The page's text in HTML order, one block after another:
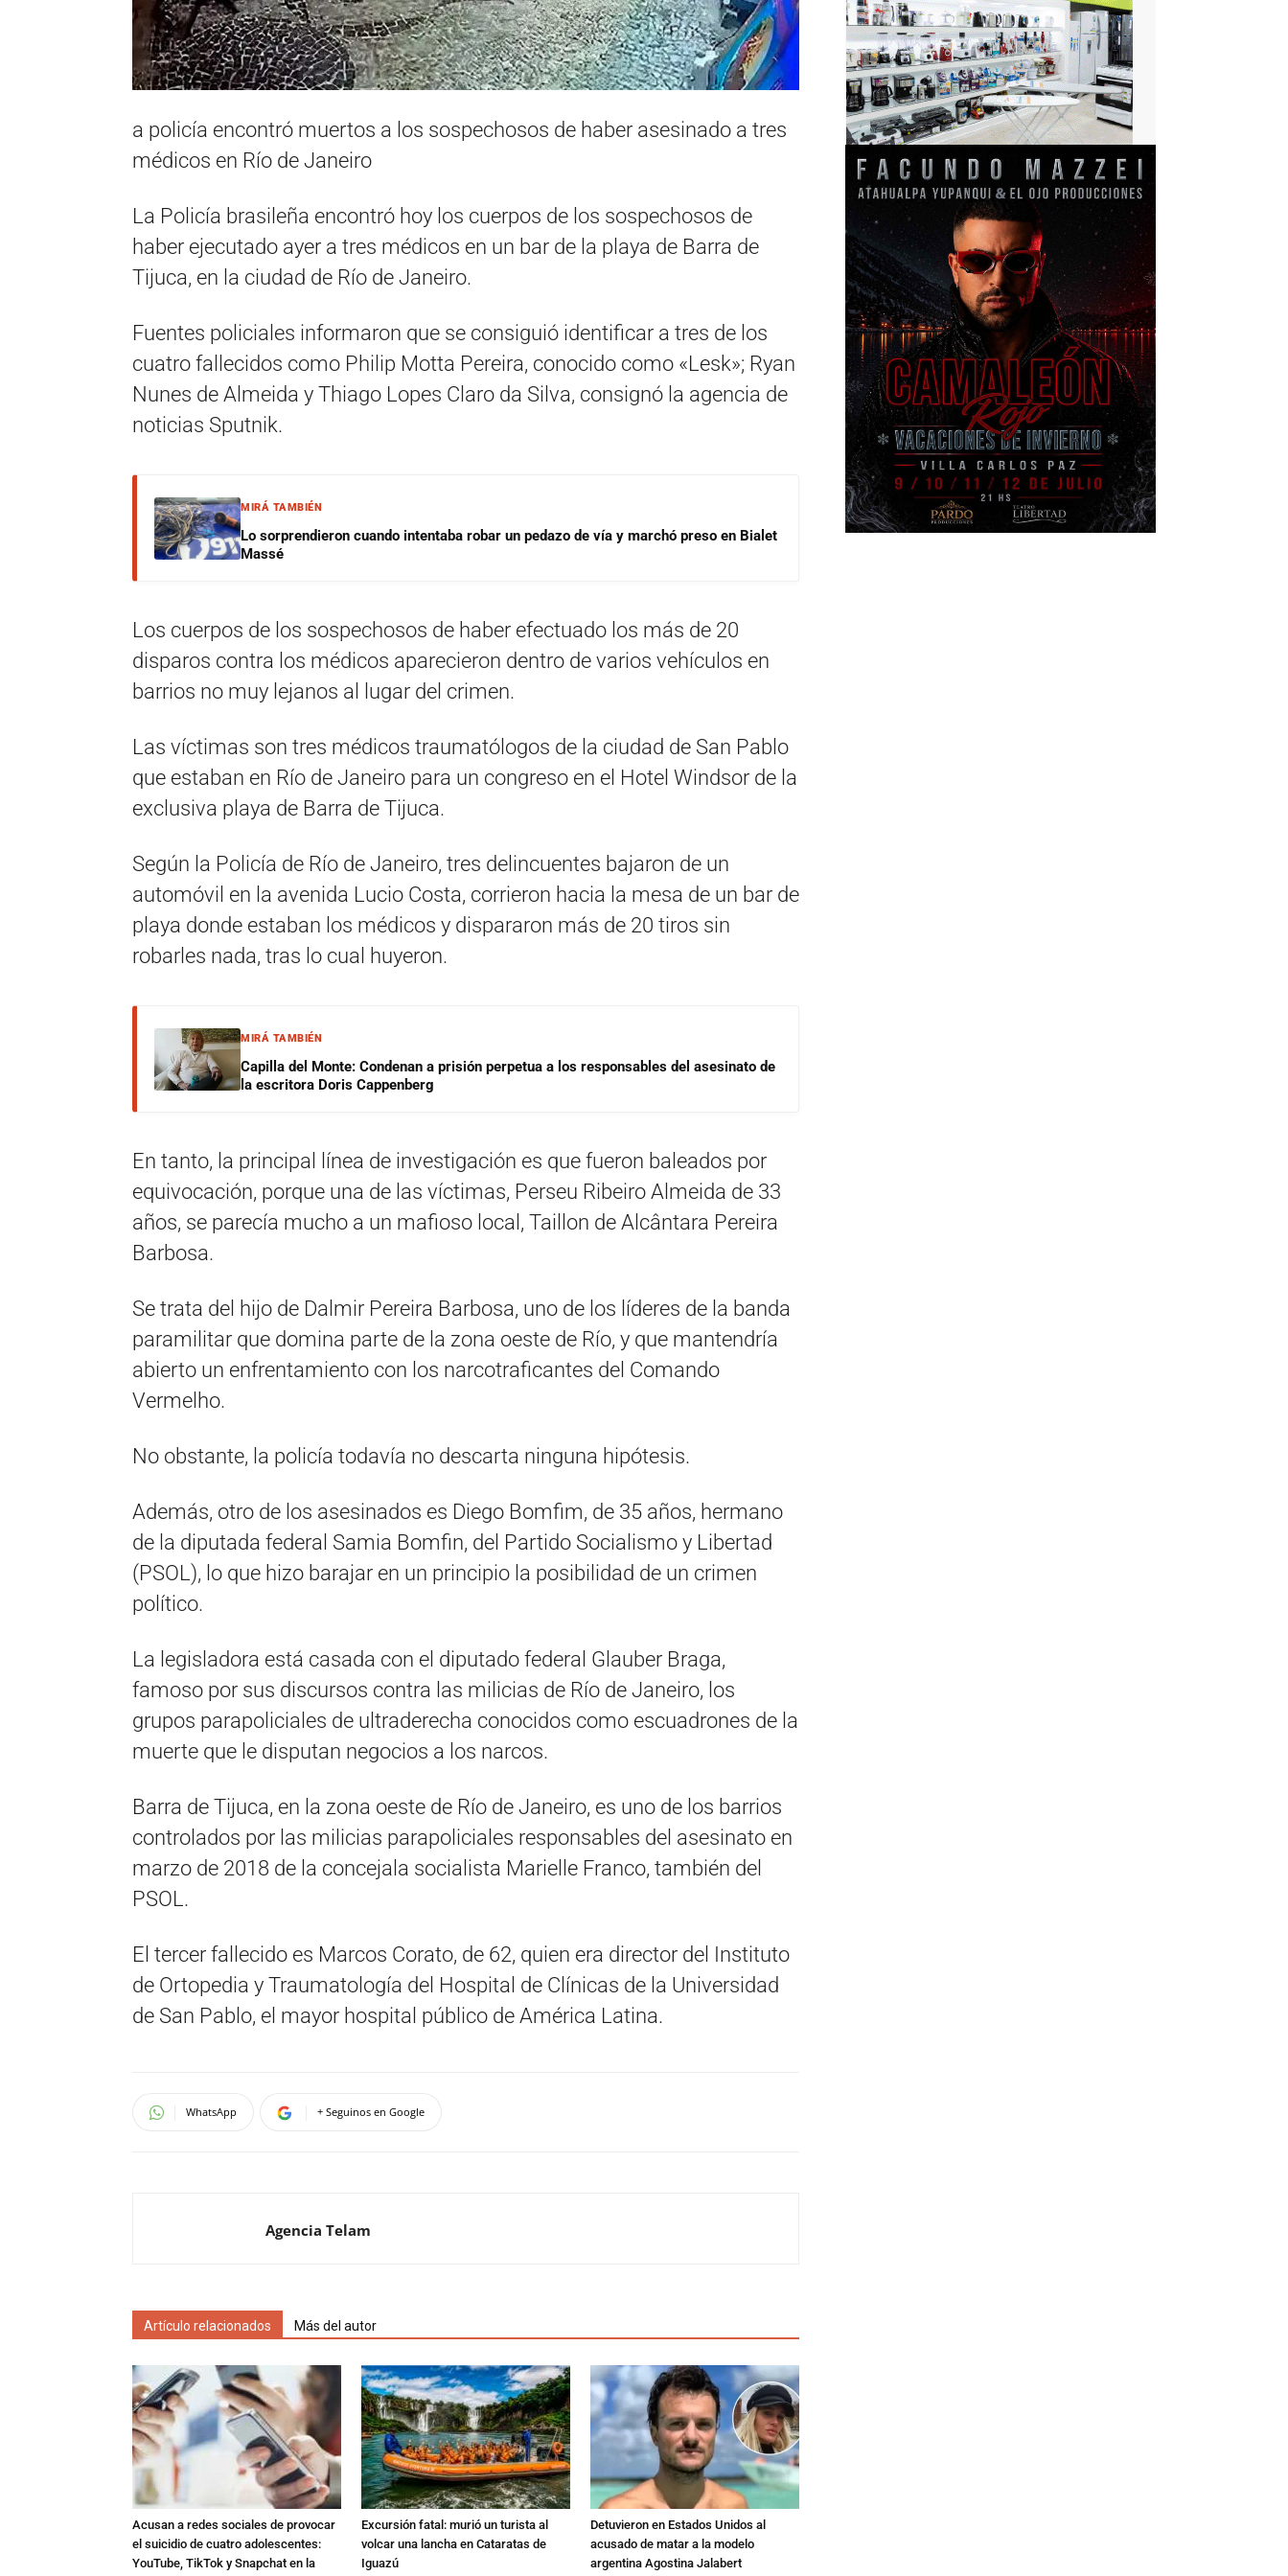
a policía encontró muertos a los sospechosos de haber asesinado a tres
médicos en Río de Janeiro
La Policía brasileña encontró hoy los cuerpos de los sospechosos de
haber ejecutado ayer a tres médicos en un bar de la playa de Barra de
Tijuca, en la ciudad de Río de Janeiro.
Fuentes policiales informaron que se consiguió identificar a tres de los
cuatro fallecidos como Philip Motta Pereira, conocido como «Lesk»; Ryan
Nunes de Almeida y Thiago Lopes Claro da Silva, consignó la agencia de
noticias Sputnik.
MIRÁ TAMBIÉN
Lo sorprendieron cuando intentaba robar un pedazo de vía y marchó preso en Bialet
Massé
Los cuerpos de los sospechosos de haber efectuado los más de 20
disparos contra los médicos aparecieron dentro de varios vehículos en
barrios no muy lejanos al lugar del crimen.
Las víctimas son tres médicos traumatólogos de la ciudad de San Pablo
que estaban en Río de Janeiro para un congreso en el Hotel Windsor de la
exclusiva playa de Barra de Tijuca.
Según la Policía de Río de Janeiro, tres delincuentes bajaron de un
automóvil en la avenida Lucio Costa, corrieron hacia la mesa de un bar de
playa donde estaban los médicos y dispararon más de 20 tiros sin
robarles nada, tras lo cual huyeron.
MIRÁ TAMBIÉN
Capilla del Monte: Condenan a prisión perpetua a los responsables del asesinato de
la escritora Doris Cappenberg
En tanto, la principal línea de investigación es que fueron baleados por
equivocación, porque una de las víctimas, Perseu Ribeiro Almeida de 33
años, se parecía mucho a un mafioso local, Taillon de Alcântara Pereira
Barbosa.
Se trata del hijo de Dalmir Pereira Barbosa, uno de los líderes de la banda
paramilitar que domina parte de la zona oeste de Río, y que mantendría
abierto un enfrentamiento con los narcotraficantes del Comando
Vermelho.
No obstante, la policía todavía no descarta ninguna hipótesis.
Además, otro de los asesinados es Diego Bomfim, de 35 años, hermano
de la diputada federal Samia Bomfin, del Partido Socialismo y Libertad
(PSOL), lo que hizo barajar en un principio la posibilidad de un crimen
político.
La legisladora está casada con el diputado federal Glauber Braga,
famoso por sus discursos contra las milicias de Río de Janeiro, los
grupos parapoliciales de ultraderecha conocidos como escuadrones de la
muerte que le disputan negocios a los narcos.
Barra de Tijuca, en la zona oeste de Río de Janeiro, es uno de los barrios
controlados por las milicias parapoliciales responsables del asesinato en
marzo de 2018 de la concejala socialista Marielle Franco, también del
PSOL.
El tercer fallecido es Marcos Corato, de 62, quien era director del Instituto
de Ortopedia y Traumatología del Hospital de Clínicas de la Universidad
de San Pablo, el mayor hospital público de América Latina.
WhatsApp + Seguinos en Google
Agencia Telam
Artículo relacionados Más del autor
Acusan a redes sociales de provocar
el suicidio de cuatro adolescentes:
YouTube, TikTok y Snapchat en la
Excursión fatal: murió un turista al
volcar una lancha en Cataratas de
Iguazú
Detuvieron en Estados Unidos al
acusado de matar a la modelo
argentina Agostina Jalabert